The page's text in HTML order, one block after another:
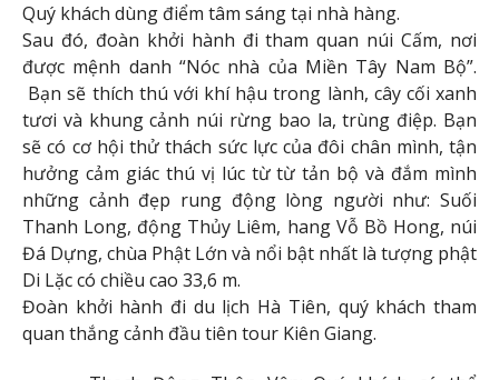
Quý khách dùng điểm tâm sáng tại nhà hàng.
Sau đó, đoàn khởi hành đi tham quan núi Cấm, nơi
được mệnh danh “Nóc nhà của Miền Tây Nam Bộ”.
Bạn sẽ thích thú với khí hậu trong lành, cây cối xanh
tươi và khung cảnh núi rừng bao la, trùng điệp. Bạn
sẽ có cơ hội thử thách sức lực của đôi chân mình, tận
hưởng cảm giác thú vị lúc từ từ tản bộ và đắm mình
những cảnh đẹp rung động lòng người như: Suối
Thanh Long, động Thủy Liêm, hang Vỗ Bồ Hong, núi
Đá Dựng, chùa Phật Lớn và nổi bật nhất là tượng phật
Di Lặc có chiều cao 33,6 m.
Đoàn khởi hành đi du lịch Hà Tiên, quý khách tham
quan thắng cảnh đầu tiên tour Kiên Giang.